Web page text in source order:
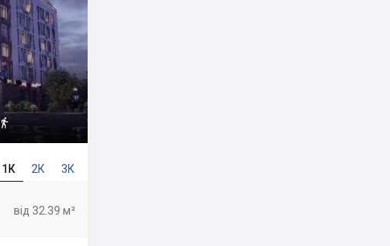

1К 2К 3К
від 32.39 м²